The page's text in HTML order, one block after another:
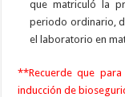
que matriculó la
periodo ordinario,
el laboratorio en
**Recuerde que
inducción de